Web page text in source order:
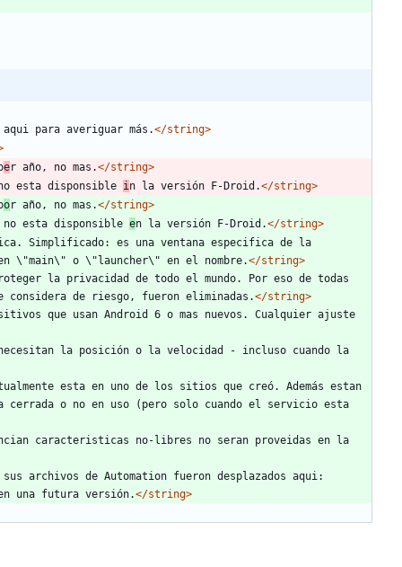
para averiguar más.</string>
er año, no mas.</string>
esta disponsible i n la versión F-Droid.</string>
or año, no mas.</string>
esta disponsible en la versión F-Droid.</string>
Simplificado: es una ventana especifica de la
\"main\" o \"launcher\" en el nombre.</string>
la privacidad de todo el mundo. Por eso de todas
considera de riesgo, fueron eliminadas.</string>
que usan Android 6 o mas nuevos. Cualquier ajuste
la posición o la velocidad - incluso cuando la
esta en uno de los sitios que creó. Además estan
o no en uso (pero solo cuando el servicio esta
caracteristicas no-libres no seran proveidas en la
archivos de Automation fueron desplazados aqui:
una futura versión.</string>